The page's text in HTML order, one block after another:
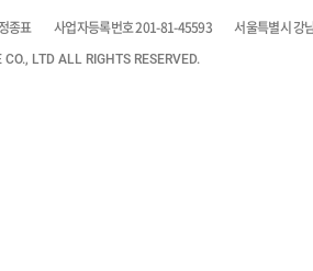
종표 사업자등록번호 201-81-45593 서울특별시 강
LTD ALL RIGHTS RESERVED.